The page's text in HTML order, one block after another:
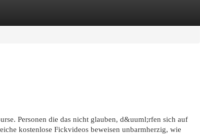
Personen die das nicht glauben, d&uuml;rfen sich auf
kostenlose Fickvideos beweisen unbarmherzig, wie